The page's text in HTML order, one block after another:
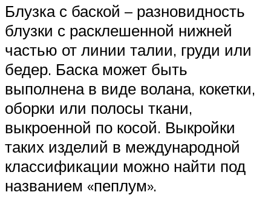
Блузка с баской – разновидность
блузки с расклешенной нижней
частью от линии талии, груди или
бедер. Баска может быть
выполнена в виде волана, кокетки,
оборки или полосы ткани,
выкроенной по косой. Выкройки
таких изделий в международной
классификации можно найти под
названием «пеплум».